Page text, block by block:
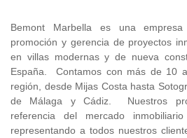
Bemont Marbella es una empresa
promoción y gerencia de proyectos
en villas modernas y de nueva
España. Contamos con más de 10
región, desde Mijas Costa hasta
de Málaga y Cádiz. Nuestros
referencia del mercado
representando a todos nuestros